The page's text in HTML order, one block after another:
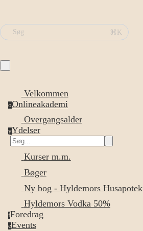
Søg ⌘K
Velkommen
oOnlineakademi
Overgangsalder
yYdelser
Kurser m.m.
Bøger
Ny bog - Hyldemors Husapotek
Hyldemors Vodka 50%
fForedrag
eEvents